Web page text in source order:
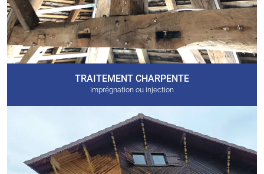
TRAITEMENT CHARPENTE
Imprégnation ou injection